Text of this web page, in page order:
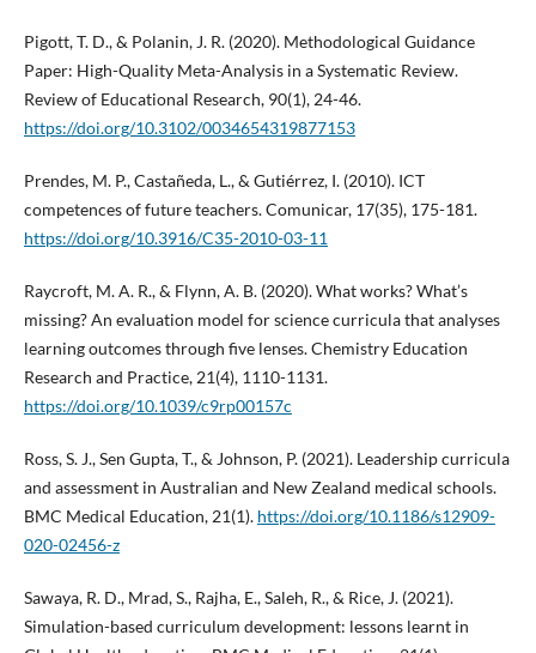
Pigott, T. D., & Polanin, J. R. (2020). Methodological Guidance
Paper: High-Quality Meta-Analysis in a Systematic Review.
Review of Educational Research, 90(1), 24-46.
https://doi.org/10.3102/0034654319877153
Prendes, M. P., Castañeda, L., & Gutiérrez, I. (2010). ICT
competences of future teachers. Comunicar, 17(35), 175-181.
https://doi.org/10.3916/C35-2010-03-11
Raycroft, M. A. R., & Flynn, A. B. (2020). What works? What’s
missing? An evaluation model for science curricula that analyses
learning outcomes through five lenses. Chemistry Education
Research and Practice, 21(4), 1110-1131.
https://doi.org/10.1039/c9rp00157c
Ross, S. J., Sen Gupta, T., & Johnson, P. (2021). Leadership curricula
and assessment in Australian and New Zealand medical schools.
BMC Medical Education, 21(1). https://doi.org/10.1186/s12909-
020-02456-z
Sawaya, R. D., Mrad, S., Rajha, E., Saleh, R., & Rice, J. (2021).
Simulation-based curriculum development: lessons learnt in